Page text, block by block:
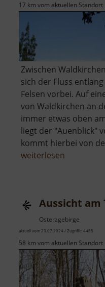
17 km vom aktuellen Standort
Zwischen
sich der Fluss
Felsen vorbei. Auf
von Waldkirchen an
immer etwas oben
liegt der "Auenblick"
kommt hierbei von
weiterlesen
Aussicht am
Osterzgebirge
aktuell vom 23.07.2024 / Zugriffe: 4485
58 km vom aktuellen Standort